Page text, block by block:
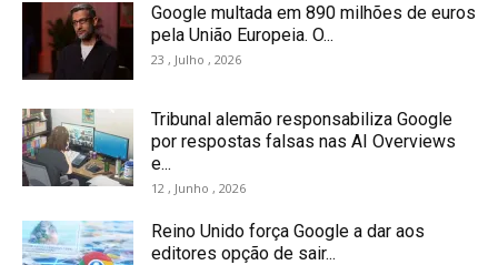
Google multada em 890 milhões de euros
pela União Europeia. O...
23 , Julho , 2026
Tribunal alemão responsabiliza Google
por respostas falsas nas AI Overviews
e...
12 , Junho , 2026
Reino Unido força Google a dar aos
editores opção de sair...